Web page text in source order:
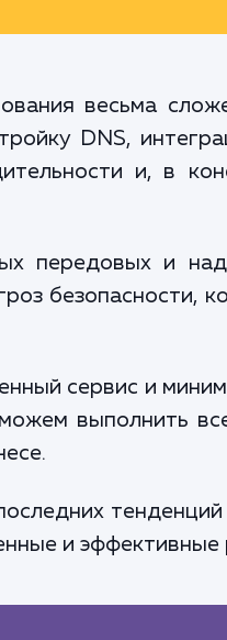
весьма
DNS,
и, в
передовых и
безопасности,
сервис и
выполнить
и эффективные